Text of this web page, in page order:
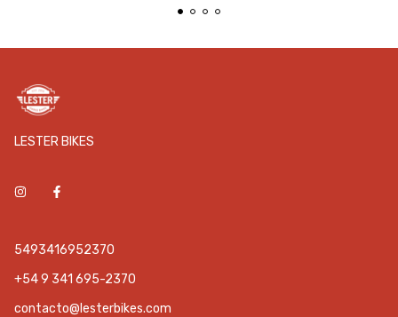
LESTER BIKES
5493416952370
+54 9 341 695-2370
contacto@lesterbikes.com